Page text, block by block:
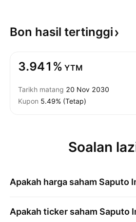
Bon hasil tertinggi
3.941% YTM
Tarikh matang 20 Nov 2030
Kupon 5.49% (Tetap)
Soalan
Apakah harga saham Saputo
Apakah ticker saham Saputo